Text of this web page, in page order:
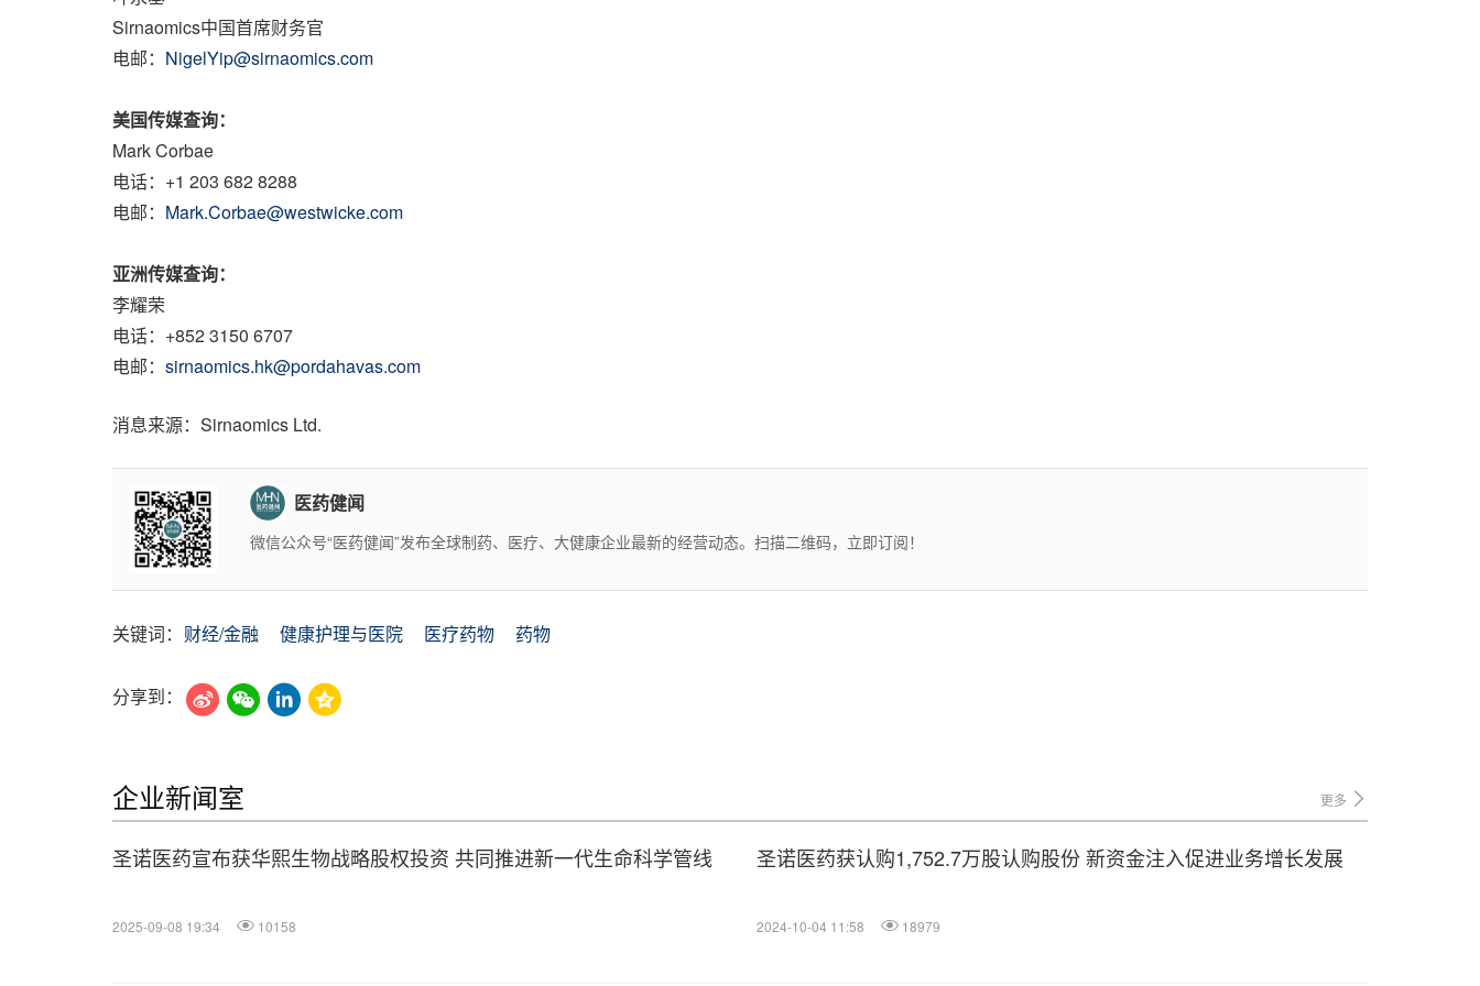
Sirnaomics中国首席财务官
电邮： NigelYip@sirnaomics.com
美国传媒查询：
Mark Corbae
电话：+1 203 682 8288
电邮： Mark.Corbae@westwicke.com
亚洲传媒查询：
李耀荣
电话：+852 3150 6707
电邮： sirnaomics.hk@pordahavas.com
消息来源：Sirnaomics Ltd.
医药健闻
微信公众号“医药健闻”发布全球制药、医疗、大健康企业最新的经营动态。扫描二维码，立即订阅！
关键词： 财经/金融 健康护理与医院 医疗药物 药物
分享到：
企业新闻室 更多
圣诺医药宣布获华熙生物战略股权投资 共同推进新一代生命科学管线
2025-09-08 19:34 10158
圣诺医药获认购1,752.7万股认购股份 新资金注入促进业务增长发展
2024-10-04 11:58 18979